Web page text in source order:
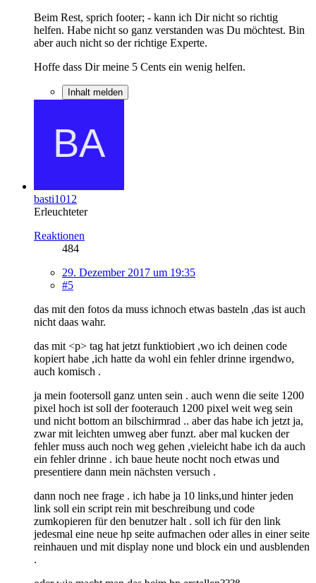
Beim Rest, sprich footer; - kann ich Dir nicht so richtig
helfen. Habe nicht so ganz verstanden was Du möchtest. Bin
aber auch nicht so der richtige Experte.
Hoffe dass Dir meine 5 Cents ein wenig helfen.
Inhalt melden
basti1012
Erleuchteter
Reaktionen
484
29. Dezember 2017 um 19:35
#5
das mit den fotos da muss ichnoch etwas basteln ,das ist auch
nicht daas wahr.
das mit <p> tag hat jetzt funktiobiert ,wo ich deinen code
kopiert habe ,ich hatte da wohl ein fehler drinne irgendwo,
auch komisch .
ja mein footersoll ganz unten sein . auch wenn die seite 1200
pixel hoch ist soll der footerauch 1200 pixel weit weg sein
und nicht bottom an bilschirmrad .. aber das habe ich jetzt ja,
zwar mit leichten umweg aber funzt. aber mal kucken der
fehler muss auch noch weg gehen ,vieleicht habe ich da auch
ein fehler drinne . ich baue heute nocht noch etwas und
presentiere dann mein nächsten versuch .
dann noch nee frage . ich habe ja 10 links,und hinter jeden
link soll ein script rein mit beschreibung und code
zumkopieren für den benutzer halt . soll ich für den link
jedesmal eine neue hp seite aufmachen oder alles in einer seite
reinhauen und mit display none und block ein und ausblenden
.